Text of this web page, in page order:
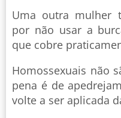
Uma outra mulher
por não usar a
que cobre
Homossexuais não
pena é de
volte a ser aplicada